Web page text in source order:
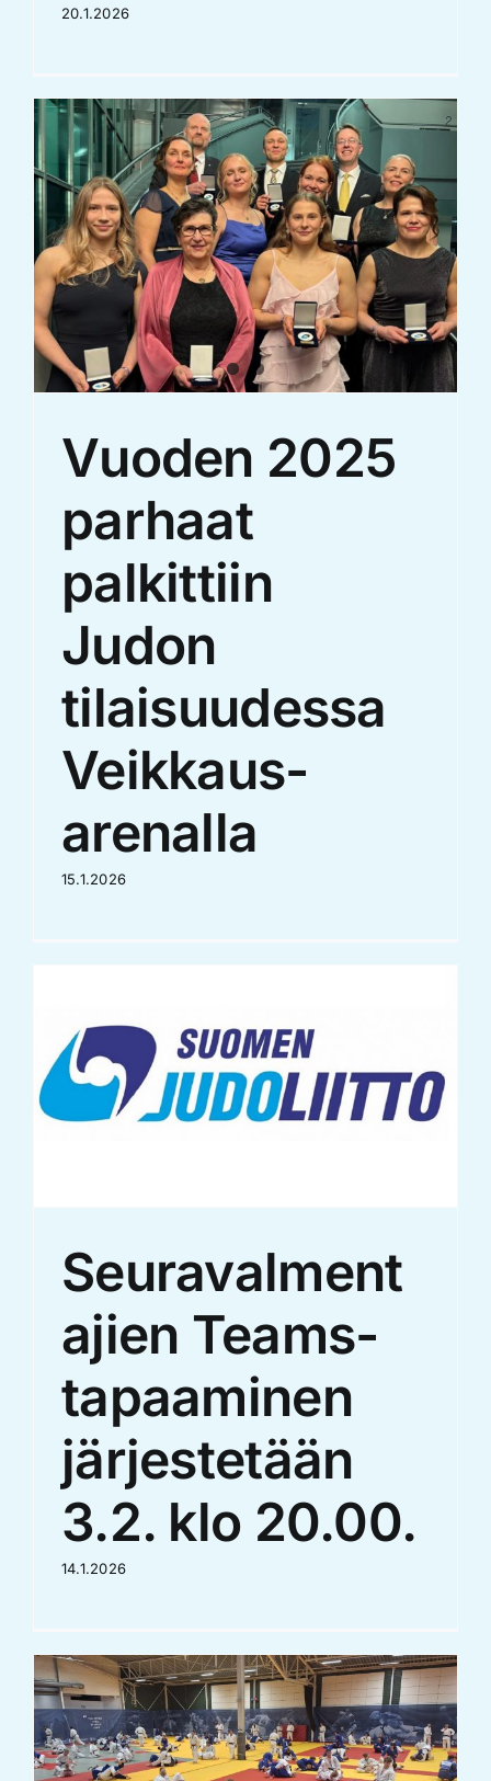
20.1.2026
Vuoden 2025
parhaat
palkittiin
Judon
tilaisuudessa
Veikkaus-
arenalla
15.1.2026
Seuravalment
ajien Teams-
tapaaminen
järjestetään
3.2. klo 20.00.
14.1.2026